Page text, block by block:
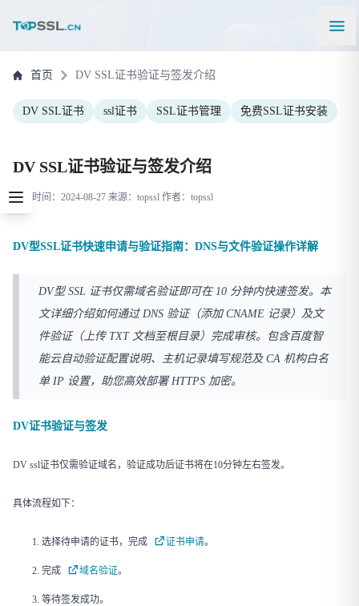
首页 DV SSL证书验证与签发介绍
DV SSL证书 ssl证书 SSL证书管理 免费SSL证书安装
DV SSL证书验证与签发介绍
更新时间：2024-08-27 来源：topssl 作者：topssl
DV型SSL证书快速申请与验证指南：DNS与文件验证操作详解
DV型 SSL 证书仅需域名验证即可在 10 分钟内快速签发。本
文详细介绍如何通过 DNS 验证（添加 CNAME 记录）及文
件验证（上传 TXT 文档至根目录）完成审核。包含百度智
能云自动验证配置说明、主机记录填写规范及 CA 机构白名
单 IP 设置，助您高效部署 HTTPS 加密。
DV证书验证与签发
DV ssl证书仅需验证域名，验证成功后证书将在10分钟左右签发。
具体流程如下：
选择待申请的证书，完成 证书申请。
完成 域名验证。
等待签发成功。